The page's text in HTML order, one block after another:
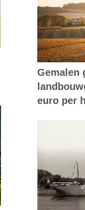
Gemalen
euro per